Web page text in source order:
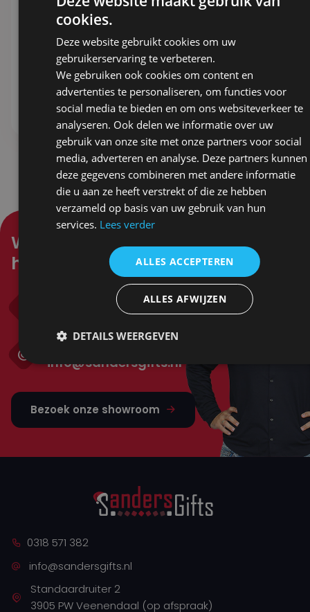
NORLÄNDER Vuurkorf
Nolby Zwart
ex. BTW
Stel samen
Schroevendraaiers
set – 6delig
4,50 ex. BTW
Stel samen
Waar kunnen wij je mee
helpen?
0318 571 382
Mail ons
info@sandersgifts.nl
Bezoek onze showroom
0318 571 382
info@sandersgifts.nl
Standaardruiter 2
3905 PW Veenendaal (op afspraak)
cookies.
Deze website gebruikt cookies om uw
gebruikerservaring te verbeteren.
We gebruiken ook cookies om content en
advertenties te personaliseren, om functies voor
social media te bieden en om ons websiteverkeer te
analyseren. Ook delen we informatie over uw
gebruik van onze site met onze partners voor social
media, adverteren en analyse. Deze partners kunnen
deze gegevens combineren met andere informatie
die u aan ze heeft verstrekt of die ze hebben
verzameld op basis van uw gebruik van hun
services. Lees verder
ALLES ACCEPTEREN
ALLES AFWIJZEN
DETAILS WEERGEVEN